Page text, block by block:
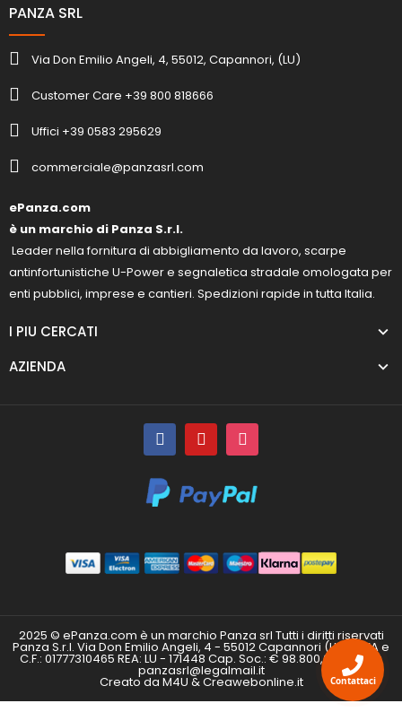
PANZA SRL
Via Don Emilio Angeli, 4, 55012, Capannori, (LU)
Customer Care +39 800 818666
Uffici +39 0583 295629
commerciale@panzasrl.com
ePanza.com
è un marchio di Panza S.r.l.
Leader nella fornitura di abbigliamento da lavoro, scarpe
antinfortunistiche U-Power e segnaletica stradale omologata per
enti pubblici, imprese e cantieri. Spedizioni rapide in tutta Italia.
I PIU CERCATI
AZIENDA
2025 © ePanza.com è un marchio Panza srl Tutti i diritti riservati
Panza S.r.l. Via Don Emilio Angeli, 4 - 55012 Capannori (LU) P.IVA e
C.F.: 01777310465 REA: LU - 171448 Cap. Soc.: € 98.800,00 i.v. PEC:
panzasrl@legalmail.it
Creato da M4U & Creawebonline.it Contattaci